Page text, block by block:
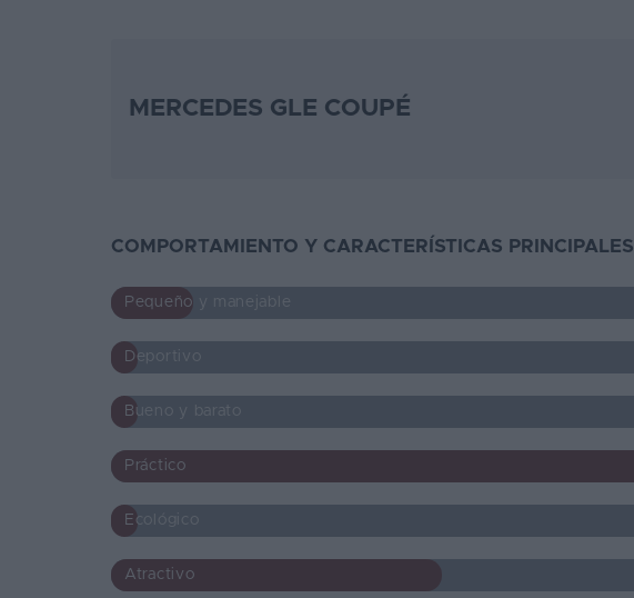
MERCEDES GLE COUPÉ
COMPORTAMIENTO Y CARACTERÍSTICAS PRINCIPALES
Pequeño y manejable
Deportivo
Bueno y barato
Práctico
Ecológico
Atractivo